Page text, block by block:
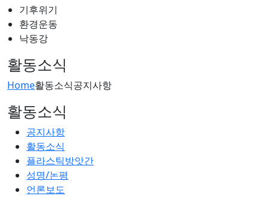
기후위기
환경운동
낙동강
활동소식
Home활동소식공지사항
활동소식
공지사항
활동소식
플라스틱방앗간
성명/논평
언론보도